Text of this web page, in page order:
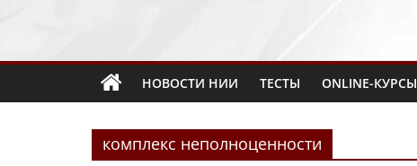
НОВОСТИ НИИ ТЕСТЫ ONLINE-КУРСЫ
комплекс неполноценности